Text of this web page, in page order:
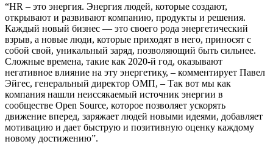
“HR – это энергия. Энергия людей, которые создают,
открывают и развивают компанию, продукты и решения.
Каждый новый бизнес — это своего рода энергетический
взрыв, а новые люди, которые приходят в него, приносят с
собой свой, уникальный заряд, позволяющий быть сильнее.
Сложные времена, такие как 2020-й год, оказывают
негативное влияние на эту энергетику, – комментирует Павел
Эйгес, генеральный директор ОМП, – Так вот мы как
компания нашли неиссякаемый источник энергии в
сообществе Open Source, которое позволяет ускорять
движение вперед, заряжает людей новыми идеями, добавляет
мотивацию и дает быструю и позитивную оценку каждому
новому достижению”.